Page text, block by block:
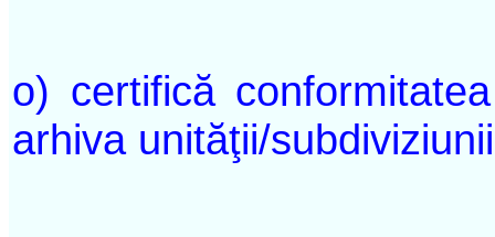
o) certifică
arhiva unităţii/